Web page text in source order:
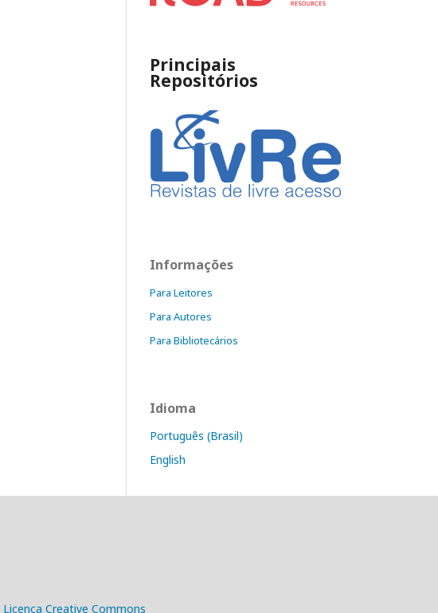
Principais
Repositórios
Informações
Para Leitores
Para Autores
Para Bibliotecários
Idioma
Português (Brasil)
English
Licença Creative Commons